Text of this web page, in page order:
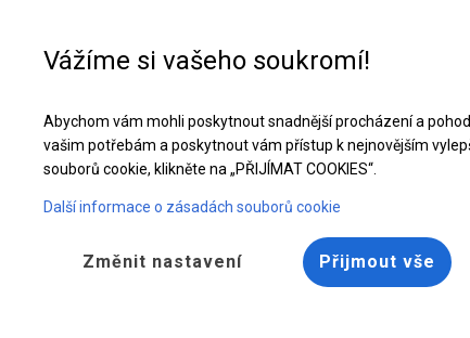
Celoroční stanová hala | 5x6 m
Vážíme si vašeho soukromí!
Abychom vám mohli poskytnout snadnější procházení a
vašim potřebám a poskytnout vám přístup k nejnovějším
souborů cookie, klikněte na „PŘIJÍMAT COOKIES“.
Další informace o zásadách souborů cookie
Změnit nastavení Přijmout vše